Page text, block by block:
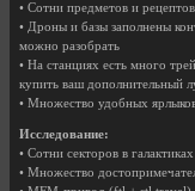
• Сотни предметов и
• Дроны и базы заполнены
можно разобрать
• На станциях есть много
купить ваш дополнительный
• Множество удобных
Исследование:
• Сотни секторов в
• Множество